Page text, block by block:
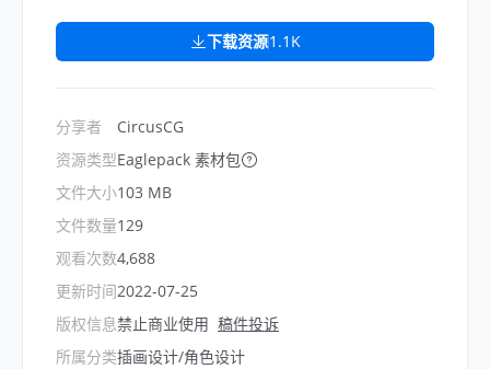
下载资源1.1K
分享者
资源类型
文件大小
文件数量
观看次数
更新时间
版权信息
所属分类
CircusCG
Eaglepack 素材包
103 MB
129
4,688
2022-07-25
禁止商业使用 稿件投诉
插画设计/角色设计